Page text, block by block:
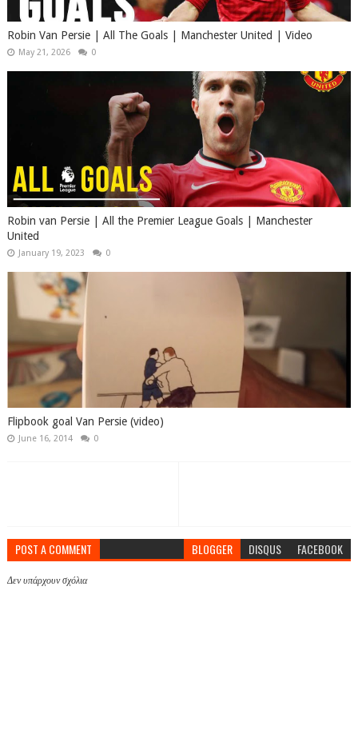
Robin Van Persie | All The Goals | Manchester United | Video
May 21, 2026 0
Robin van Persie | All the Premier League Goals | Manchester
United
January 19, 2023 0
Flipbook goal Van Persie (video)
June 16, 2014 0
POST A COMMENT BLOGGER DISQUS FACEBOOK
Δεν υπάρχουν σχόλια